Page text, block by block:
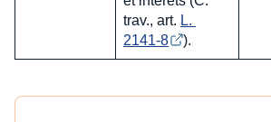
trav., art. L.
2141-8
).